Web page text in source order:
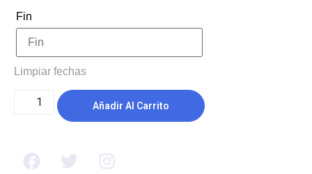
Fin
Limpiar fechas
Añadir Al Carrito